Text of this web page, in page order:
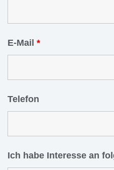
E-Mail *
Telefon
Ich habe Interesse an